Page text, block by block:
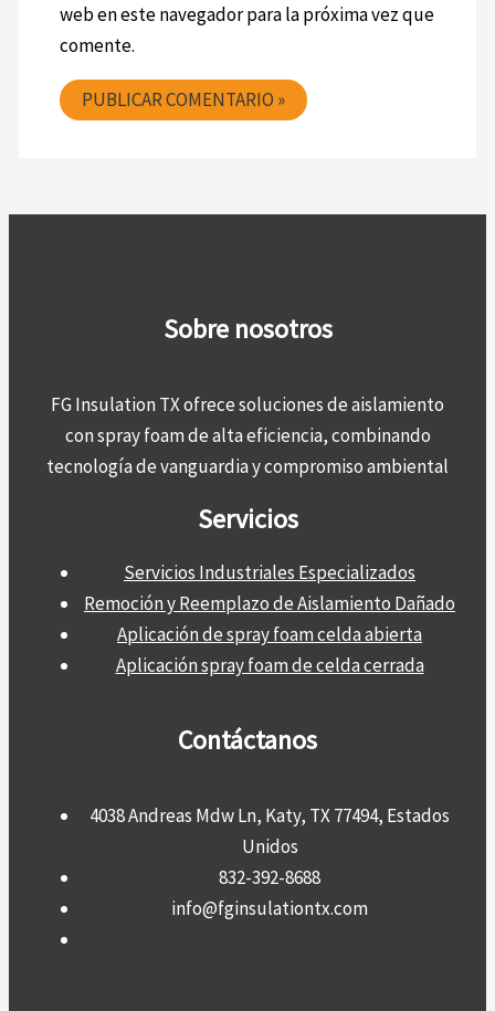
web en este navegador para la próxima vez que
comente.
Sobre nosotros
FG Insulation TX ofrece soluciones de aislamiento
con spray foam de alta eficiencia, combinando
tecnología de vanguardia y compromiso ambiental
Servicios
Servicios Industriales Especializados
Remoción y Reemplazo de Aislamiento Dañado
Aplicación de spray foam celda abierta
Aplicación spray foam de celda cerrada
Contáctanos
4038 Andreas Mdw Ln, Katy, TX 77494, Estados
Unidos
832-392-8688
info@fginsulationtx.com